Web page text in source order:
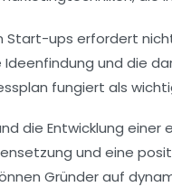
Start-ups erfordert
Ideenfindung und die
fungiert als
die Entwicklung
und eine
Gründer auf